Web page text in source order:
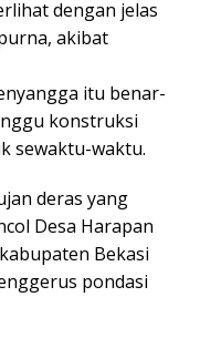
dengan jelas
akibat
itu benar-
konstruksi
sewaktu-waktu.
deras yang
Desa Harapan
Bekasi
pondasi